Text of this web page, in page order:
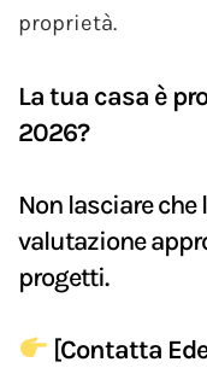
proprietà.
La tua casa è
2026?
Non lasciare
valutazione
progetti.
[Contatta